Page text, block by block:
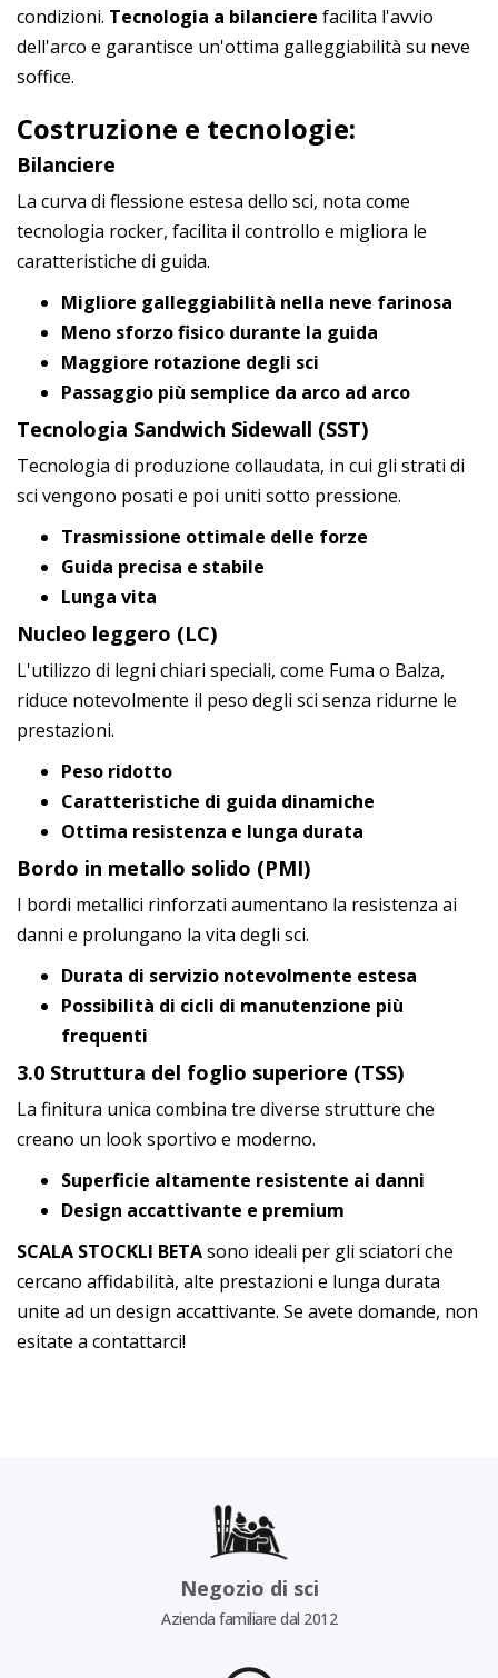
condizioni. Tecnologia a bilanciere facilita l'avvio
dell'arco e garantisce un'ottima galleggiabilità su neve
soffice.
Costruzione e tecnologie:
Bilanciere
La curva di flessione estesa dello sci, nota come
tecnologia rocker, facilita il controllo e migliora le
caratteristiche di guida.
Migliore galleggiabilità nella neve farinosa
Meno sforzo fisico durante la guida
Maggiore rotazione degli sci
Passaggio più semplice da arco ad arco
Tecnologia Sandwich Sidewall (SST)
Tecnologia di produzione collaudata, in cui gli strati di
sci vengono posati e poi uniti sotto pressione.
Trasmissione ottimale delle forze
Guida precisa e stabile
Lunga vita
Nucleo leggero (LC)
L'utilizzo di legni chiari speciali, come Fuma o Balza,
riduce notevolmente il peso degli sci senza ridurne le
prestazioni.
Peso ridotto
Caratteristiche di guida dinamiche
Ottima resistenza e lunga durata
Bordo in metallo solido (PMI)
I bordi metallici rinforzati aumentano la resistenza ai
danni e prolungano la vita degli sci.
Durata di servizio notevolmente estesa
Possibilità di cicli di manutenzione più
frequenti
3.0 Struttura del foglio superiore (TSS)
La finitura unica combina tre diverse strutture che
creano un look sportivo e moderno.
Superficie altamente resistente ai danni
Design accattivante e premium
SCALA STOCKLI BETAsono ideali per gli sciatori che
cercano affidabilità, alte prestazioni e lunga durata
unite ad un design accattivante. Se avete domande, non
esitate a contattarci!
Negozio di sci
Azienda familiare dal 2012